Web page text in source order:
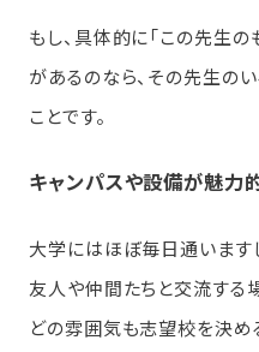
もし、具体的に「この先生
があるのなら、その先生の
ことです。
キャンパスや設備が魅力
大学にはほぼ毎日通います
友人や仲間たちと交流する
どの雰囲気も志望校を決め